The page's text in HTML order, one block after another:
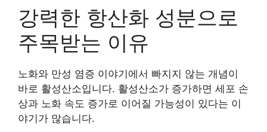
강력한 항산화 성분으로
주목받는 이유
노화와 만성 염증 이야기에서 빠지지 않는 개념이
바로 활성산소입니다. 활성산소가 증가하면 세포 손
상과 노화 속도 증가로 이어질 가능성이 있다는 이
야기가 많습니다.